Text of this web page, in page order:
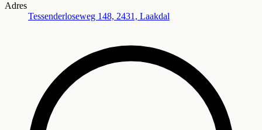
Adres
Tessenderloseweg 148, 2431, Laakdal